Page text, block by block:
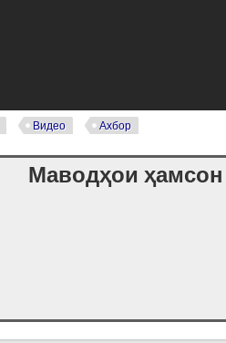
Видео Ахбор
Маводҳои ҳамсон